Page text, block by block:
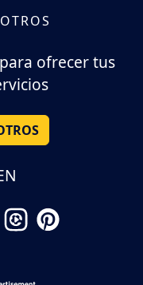
ofrecer tus